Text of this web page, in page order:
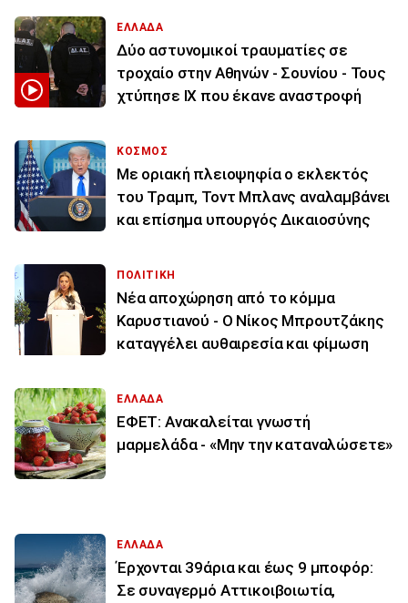
ΕΛΛΑΔΑ
Δύο αστυνομικοί τραυματίες σε
τροχαίο στην Αθηνών - Σουνίου - Τους
χτύπησε ΙΧ που έκανε αναστροφή
ΚΟΣΜΟΣ
Με οριακή πλειοψηφία ο εκλεκτός
του Τραμπ, Τοντ Μπλανς αναλαμβάνει
και επίσημα υπουργός Δικαιοσύνης
ΠΟΛΙΤΙΚΗ
Νέα αποχώρηση από το κόμμα
Καρυστιανού - Ο Νίκος Μπρουτζάκης
καταγγέλει αυθαιρεσία και φίμωση
ΕΛΛΑΔΑ
ΕΦΕΤ: Ανακαλείται γνωστή
μαρμελάδα - «Μην την καταναλώσετε»
ΕΛΛΑΔΑ
Έρχονται 39άρια και έως 9 μποφόρ:
Σε συναγερμό Αττικοιβοιωτία,